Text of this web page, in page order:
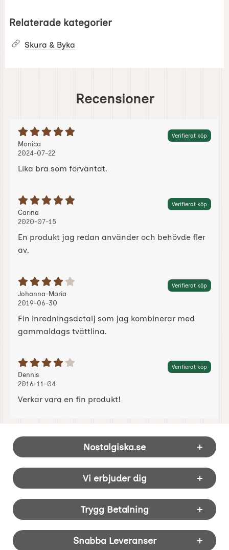
Relaterade kategorier
Skura & Byka
Recensioner
Betyg: 5 Stjärnor av 5 Verifierat köp
Recension av:
Monica
2024-07-22
Lika bra som förväntat.
Betyg: 5 Stjärnor av 5 Verifierat köp
Recension av:
Carina
2020-07-15
En produkt jag redan använder och behövde fler
av.
Betyg: 4 Stjärnor av 5 Verifierat köp
Recension av:
Johanna-Maria
2019-06-30
Fin inredningsdetalj som jag kombinerar med
gammaldags tvättlina.
Betyg: 4 Stjärnor av 5 Verifierat köp
Recension av:
Dennis
2016-11-04
Verkar vara en fin produkt!
Sidfot Blandad info och länkar
Nostalgiska.se
Vi erbjuder dig
Trygg Betalning
Snabba Leveranser